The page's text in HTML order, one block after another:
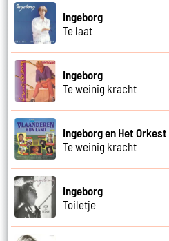
Ingeborg
Te laat
Ingeborg
Te weinig kracht
Ingeborg en Het
Te weinig kracht
Ingeborg
Toiletje